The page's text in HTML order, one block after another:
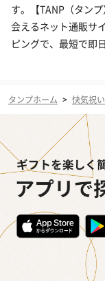
す。【TANP（タン
会えるネット通販サ
ピングで、最短で即
タンプホーム > 快気祝